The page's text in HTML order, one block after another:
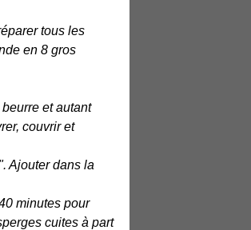
tous les
en 8 gros
et autant
couvrir et
Ajouter dans la
minutes pour
cuites à part